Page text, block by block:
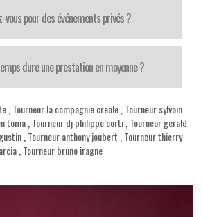
vous pour des événements privés ?
dure une prestation en moyenne ?
, Tourneur la compagnie creole, Tourneur sylvain
toma Tourneur dj philippe corti Tourneur gerald
Tourneur anthony joubert Tourneur thierry
, Tourneur bruno iragne